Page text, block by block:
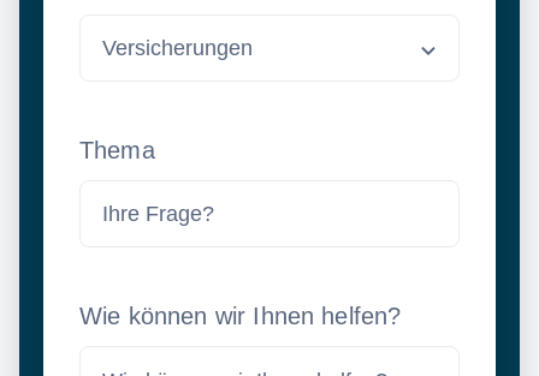
Thema
Wie können wir Ihnen helfen?